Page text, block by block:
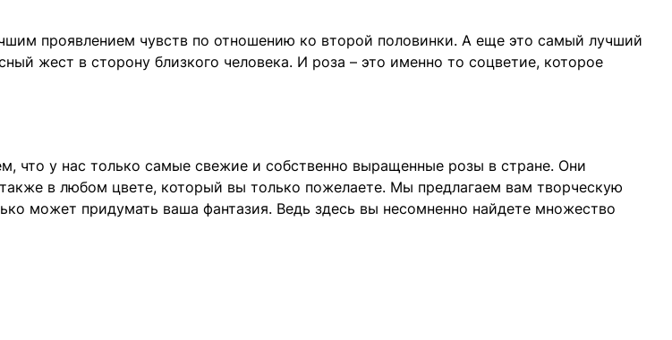
проявлением чувств по отношению ко второй половинки. А еще это самый лучший
жест в сторону близкого человека. И роза – это именно то соцветие, которое
что у нас только самые свежие и собственно выращенные розы в стране. Они
в любом цвете, который вы только пожелаете. Мы предлагаем вам творческую
может придумать ваша фантазия. Ведь здесь вы несомненно найдете множество